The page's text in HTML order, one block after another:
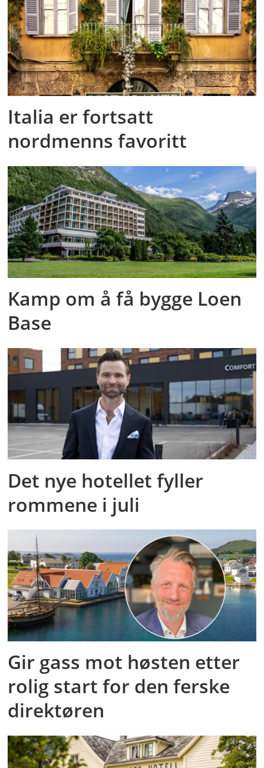
Italia er fortsatt
nordmenns favoritt
Kamp om å få bygge Loen
Base
Det nye hotellet fyller
rommene i juli
Gir gass mot høsten etter
rolig start for den ferske
direktøren